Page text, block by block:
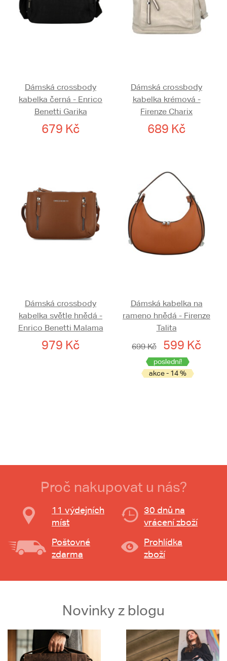
Dámská crossbody
kabelka černá - Enrico
Benetti Garika
679 Kč
Dámská crossbody
kabelka krémová -
Firenze Charix
689 Kč
Dámská crossbody
kabelka světle hnědá -
Enrico Benetti Malama
979 Kč
Dámská kabelka na
rameno hnědá - Firenze
Talita
699 Kč
599 Kč
poslední!
akce - 14 %
Proč nakupovat u nás?
11 výdejních
míst
30 dnů na
vrácení zboží
Poštovné
zdarma
Prohlídka
zboží
Novinky z blogu